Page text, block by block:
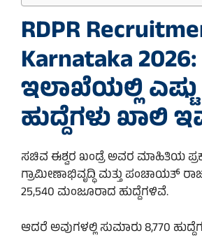
RDPR
Karnataka 2026:
ಇಲಾಖೆಯಲ್ಲಿ ಎಷ್ಟು
ಹುದ್ದೆಗಳು ಖಾಲಿ
ಸಚಿವ ಈಶ್ವರ ಖಂಡ್ರೆ ಅವರ ಮಾಹಿತಿಯ
ಗ್ರಾಮೀಣಾಭಿವೃದ್ಧಿ ಮತ್ತು ಪಂಚಾಯತ್
25,540 ಮಂಜೂರಾದ ಹುದ್ದೆಗಳಿವೆ.
ಆದರೆ ಅವುಗಳಲ್ಲಿ ಸುಮಾರು 8,770